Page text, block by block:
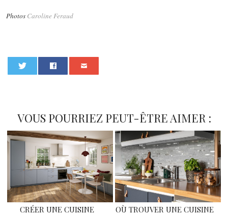
Photos Caroline Feraud
VOUS POURRIEZ PEUT-ÊTRE AIMER :
CRÉER UNE CUISINE
OÙ TROUVER UNE CUISINE